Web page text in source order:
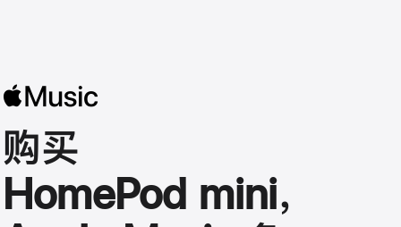
购买
HomePod mini，